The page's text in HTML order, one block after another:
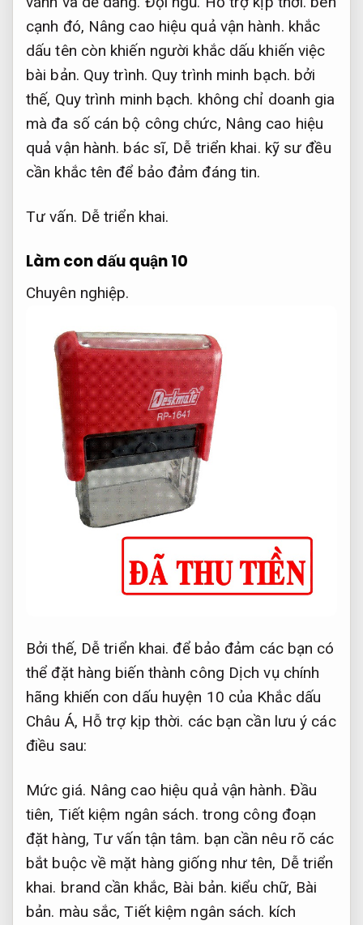
cạnh đó, Nâng cao hiệu quả vận hành. khắc
dấu tên còn khiến người khắc dấu khiến việc
bài bản. Quy trình. Quy trình minh bạch. bởi
thế, Quy trình minh bạch. không chỉ doanh gia
mà đa số cán bộ công chức, Nâng cao hiệu
quả vận hành. bác sĩ, Dễ triển khai. kỹ sư đều
cần khắc tên để bảo đảm đáng tin.
Tư vấn. Dễ triển khai.
Làm con dấu quận 10
Chuyên nghiệp.
Bởi thế, Dễ triển khai. để bảo đảm các bạn có
thể đặt hàng biến thành công Dịch vụ chính
hãng khiến con dấu huyện 10 của Khắc dấu
Châu Á, Hỗ trợ kịp thời. các bạn cần lưu ý các
điều sau:
Mức giá. Nâng cao hiệu quả vận hành. Đầu
tiên, Tiết kiệm ngân sách. trong công đoạn
đặt hàng, Tư vấn tận tâm. bạn cần nêu rõ các
bắt buộc về mặt hàng giống như tên, Dễ triển
khai. brand cần khắc, Bài bản. kiểu chữ, Bài
bản. màu sắc,Tiết kiệm ngân sách. kích